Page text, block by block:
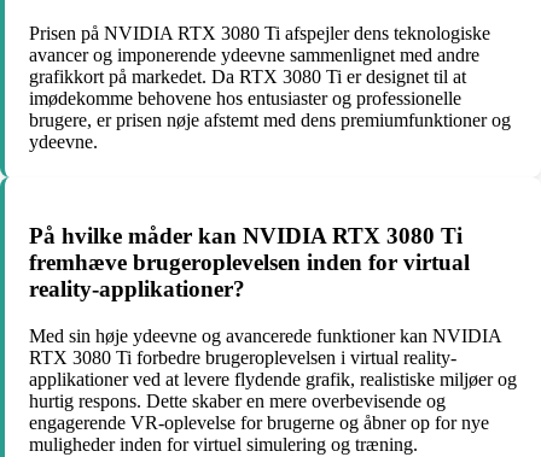
Prisen på NVIDIA RTX 3080 Ti afspejler dens teknologiske
avancer og imponerende ydeevne sammenlignet med andre
grafikkort på markedet. Da RTX 3080 Ti er designet til at
imødekomme behovene hos entusiaster og professionelle
brugere, er prisen nøje afstemt med dens premiumfunktioner og
ydeevne.
På hvilke måder kan NVIDIA RTX 3080 Ti
fremhæve brugeroplevelsen inden for virtual
reality-applikationer?
Med sin høje ydeevne og avancerede funktioner kan NVIDIA
RTX 3080 Ti forbedre brugeroplevelsen i virtual reality-
applikationer ved at levere flydende grafik, realistiske miljøer og
hurtig respons. Dette skaber en mere overbevisende og
engagerende VR-oplevelse for brugerne og åbner op for nye
muligheder inden for virtuel simulering og træning.